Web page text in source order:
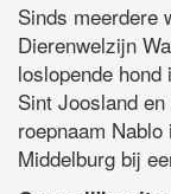
Sinds meerdere
Dierenwelzijn
loslopende
Sint Joosland
roepnaam
Middelburg bij